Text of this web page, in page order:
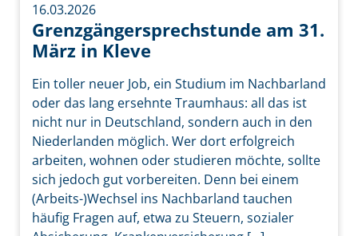
16.03.2026
Grenzgängersprechstunde am 31.
März in Kleve
Ein toller neuer Job, ein Studium im Nachbarland
oder das lang ersehnte Traumhaus: all das ist
nicht nur in Deutschland, sondern auch in den
Niederlanden möglich. Wer dort erfolgreich
arbeiten, wohnen oder studieren möchte, sollte
sich jedoch gut vorbereiten. Denn bei einem
(Arbeits-)Wechsel ins Nachbarland tauchen
häufig Fragen auf, etwa zu Steuern, sozialer